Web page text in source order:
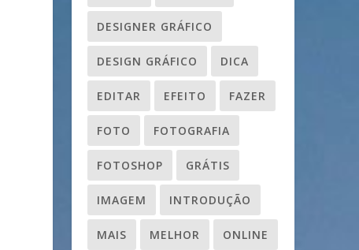
DESIGNER GRÁFICO
DESIGN GRÁFICO DICA
EDITAR EFEITO FAZER
FOTO FOTOGRAFIA
FOTOSHOP GRÁTIS
IMAGEM INTRODUÇÃO
MAIS MELHOR ONLINE